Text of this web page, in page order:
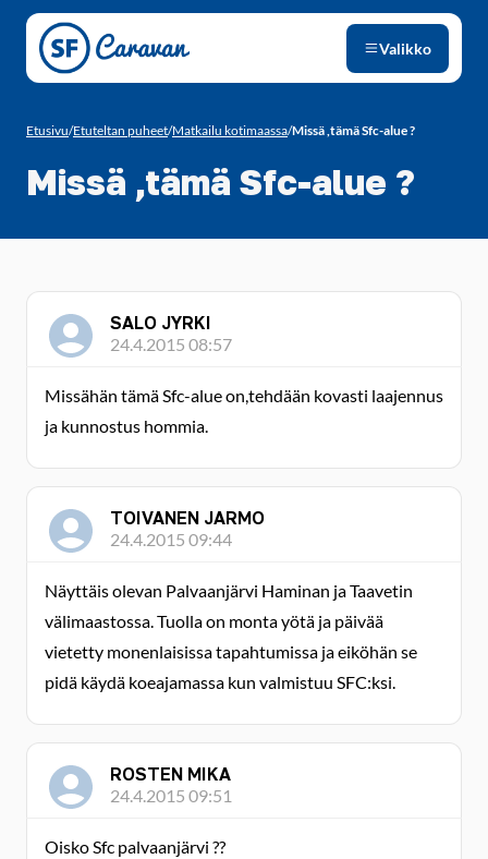
Siirry sivun sisältöön
Valikko
Etusivu/Etuteltan puheet/Matkailu kotimaassa/Missä ,tämä Sfc-alue ?
Missä ,tämä Sfc-alue ?
SALO JYRKI
24.4.2015 08:57
Missähän tämä Sfc-alue on,tehdään kovasti laajennus
ja kunnostus hommia.
TOIVANEN JARMO
24.4.2015 09:44
Näyttäis olevan Palvaanjärvi Haminan ja Taavetin
välimaastossa. Tuolla on monta yötä ja päivää
vietetty monenlaisissa tapahtumissa ja eiköhän se
pidä käydä koeajamassa kun valmistuu SFC:ksi.
ROSTEN MIKA
24.4.2015 09:51
Oisko Sfc palvaanjärvi ??